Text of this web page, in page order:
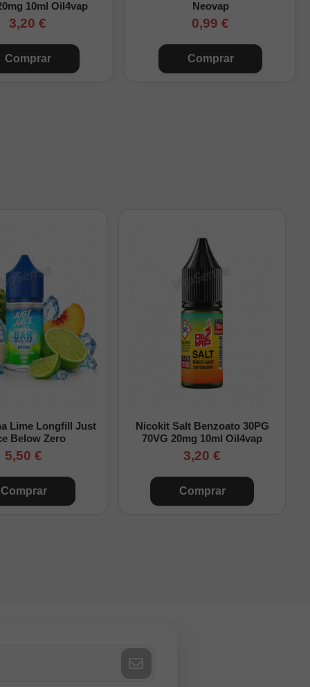
10ml Oil4vap
3,20 €
Comprar
Neovap
0,99 €
Comprar
Lime Longfill Just
Below Zero
5,50 €
Comprar
Nicokit Salt Benzoato 30PG
70VG 20mg 10ml Oil4vap
3,20 €
Comprar